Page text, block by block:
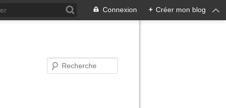
Connexion + Créer mon blog